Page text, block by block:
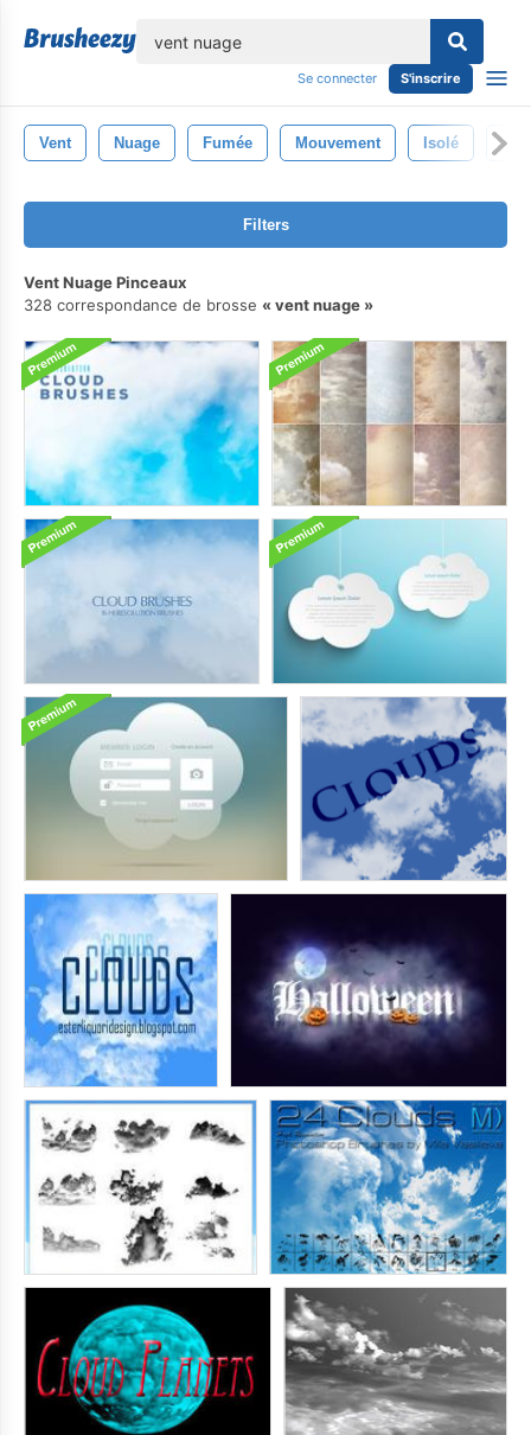
Se connecter S'inscrire
Vent Nuage Fumée Mouvement Isolé
Filters
Vent Nuage Pinceaux
328 correspondance de brosse
vent nuage